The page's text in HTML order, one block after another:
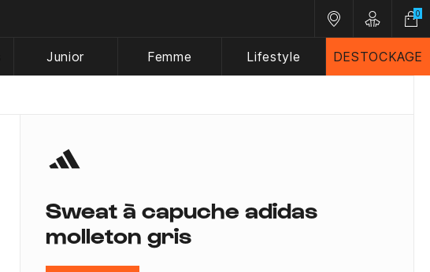
Nos magasins
Customer
0
Junior Femme Lifestyle DESTOCKAGE
Sweat à capuche adidas
molleton gris